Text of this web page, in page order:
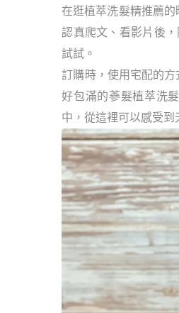
在逛植萃洗髮精推薦
認真爬文、看影片後
試試。
訂購時，使用宅配的
好包滿的蔘髮植萃洗
中，從這裡可以感受到